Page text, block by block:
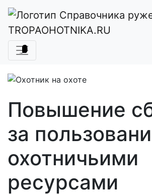
TROPAOHOTNIKA.RU
Главная
Новости охоты
Повышение сборов за
охотничьими ресурсами
Повышение
за
охотничьими
ресурсами